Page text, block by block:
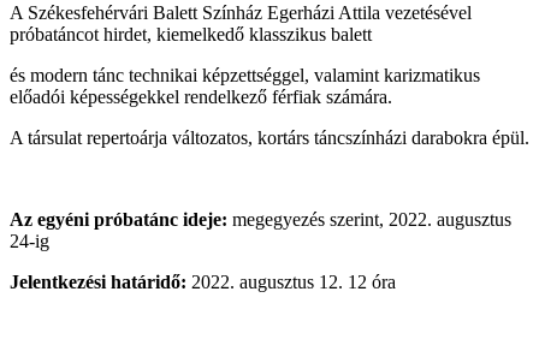
A Székesfehérvári Balett Színház Egerházi Attila vezetésével
próbatáncot hirdet, kiemelkedő klasszikus balett
és modern tánc technikai képzettséggel, valamint karizmatikus
előadói képességekkel rendelkező férfiak számára.
A társulat repertoárja változatos, kortárs táncszínházi darabokra épül.
Az egyéni próbatánc ideje: megegyezés szerint, 2022. augusztus
24-ig
Jelentkezési határidő: 2022. augusztus 12. 12 óra